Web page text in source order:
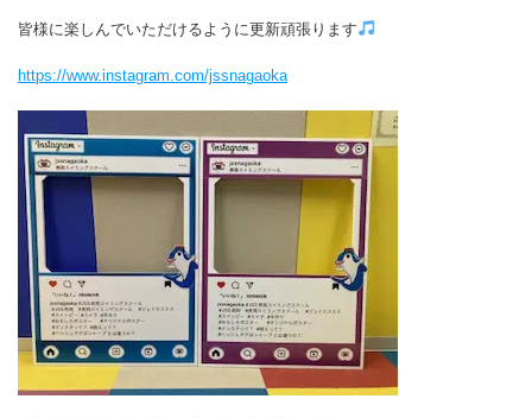
皆様に楽しんでいただけるように更新頑張ります
https://www.instagram.com/jssnagaoka